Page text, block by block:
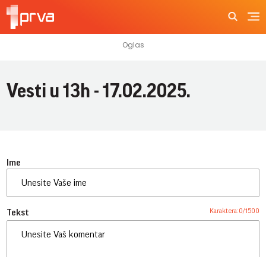
Vesti u 13h - 17.02.2025.
Ime
Tekst Karaktera:0/1500